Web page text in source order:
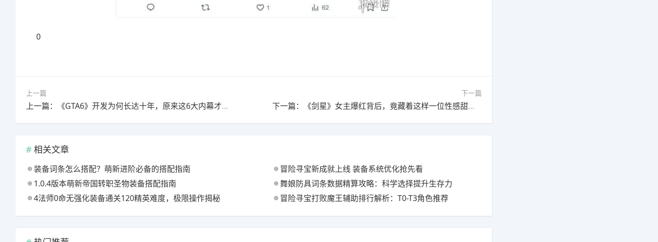
0
上一篇
上一篇：《GTA6》开发为何长达十年，原来这6大内幕才是真相
下一篇
下一篇：《剑星》女主爆红背后，竟藏着这样一位性感甜美的体模
相关文章
装备词条怎么搭配？萌新进阶必备的搭配指南
冒险寻宝新成就上线 装备系统优化抢先看
1.0.4版本萌新帝国转职圣物装备搭配指南
舞娘防具词条数据精算攻略：科学选择提升生存力
4法师0命无强化装备通关120精英难度，极限操作揭秘
冒险寻宝打败魔王辅助排行解析：T0-T3角色推荐